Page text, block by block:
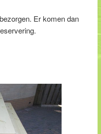
Er komen dan